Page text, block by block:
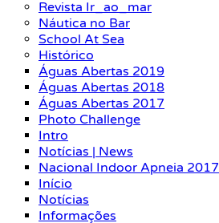
Revista Ir_ao_mar
Náutica no Bar
School At Sea
Histórico
Águas Abertas 2019
Águas Abertas 2018
Águas Abertas 2017
Photo Challenge
Intro
Notícias | News
Nacional Indoor Apneia 2017
Início
Notícias
Informações